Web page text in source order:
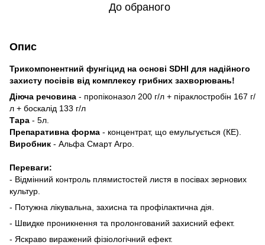
До обраного
Опис
Трикомпонентний фунгіцид на основі SDHI для надійного
захисту посівів від комплексу грибних захворювань!
Діюча речовина - пропіконазол 200 г/л + піраклостробін 167 г/
л + боскалід 133 г/л
Тара - 5л.
Препаративна форма - концентрат, що емульгується (КЕ).
Виробник - Альфа Смарт Агро.
Переваги:
- Відмінний контроль плямистостей листя в посівах зернових
культур.
- Потужна лікувальна, захисна та профілактична дія.
- Швидке проникнення та пролонгований захисний ефект.
- Яскраво виражений фізіологічний ефект.